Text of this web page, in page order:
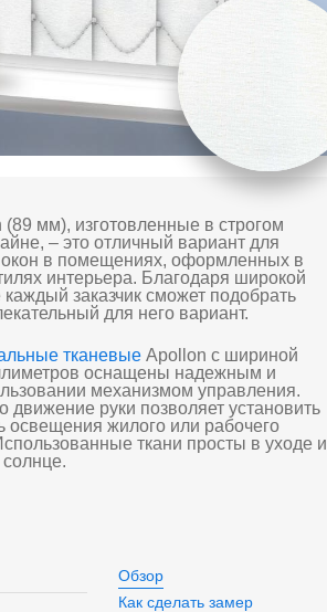
мм), изготовленные в строгом
– это отличный вариант для
окон в помещениях, оформленных в
интерьера. Благодаря широкой
заказчик сможет подобрать
для него вариант.
тканевые Apollon с шириной
оснащены надежным и
механизмом управления.
движение руки позволяет установить
освещения жилого или рабочего
ткани просты в уходе и
Обзор
Как сделать замер